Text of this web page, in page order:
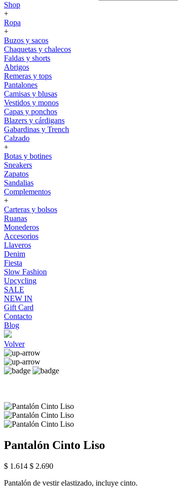
Shop
+
Ropa
+
Buzos y sacos
Chaquetas y chalecos
Faldas y shorts
Abrigos
Remeras y tops
Pantalones
Camisas y blusas
Vestidos y monos
Capas y ponchos
Blazers y cárdigans
Gabardinas y Trench
Calzado
+
Botas y botines
Sneakers
Zapatos
Sandalias
Complementos
+
Carteras y bolsos
Ruanas
Monederos
Accesorios
Llaveros
Denim
Fiesta
Slow Fashion
Upcycling
SALE
NEW IN
Gift Card
Contacto
Blog
Volver
Pantalón Cinto Liso
$ 1.614 $ 2.690
Pantalón de vestir elastizado, incluye cinto.